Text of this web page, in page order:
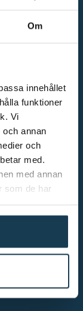
Om
innehållet
funktioner
Vi
annan
och
med.
med annan
som de har